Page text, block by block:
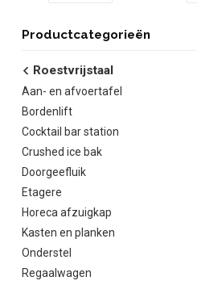
Productcategorieën
Roestvrijstaal
Aan- en afvoertafel
Bordenlift
Cocktail bar station
Crushed ice bak
Doorgeefluik
Etagere
Horeca afzuigkap
Kasten en planken
Onderstel
Regaalwagen